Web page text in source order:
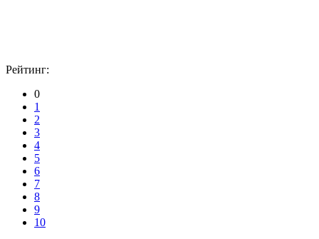
Рейтинг:
0
1
2
3
4
5
6
7
8
9
10